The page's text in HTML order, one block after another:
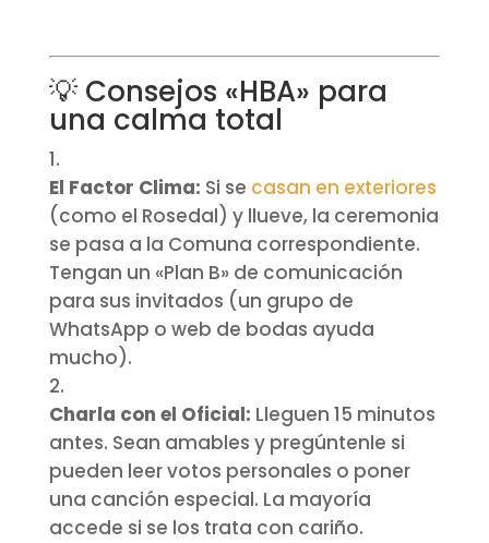
💡 Consejos «HBA» para
una calma total
El Factor Clima: Si se casan en exteriores
(como el Rosedal) y llueve, la ceremonia
se pasa a la Comuna correspondiente.
Tengan un «Plan B» de comunicación
para sus invitados (un grupo de
WhatsApp o web de bodas ayuda
mucho).
Charla con el Oficial: Lleguen 15 minutos
antes. Sean amables y pregúntenle si
pueden leer votos personales o poner
una canción especial. La mayoría
accede si se los trata con cariño.